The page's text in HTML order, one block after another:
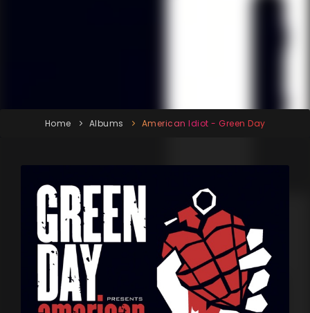
Home Albums American Idiot - Green Day